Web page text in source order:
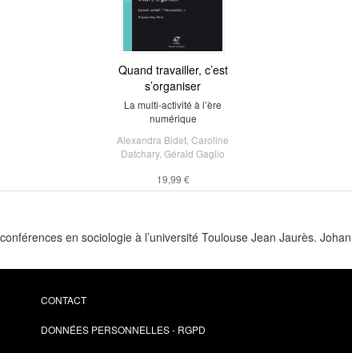
Quand travailler, c’est
s’organiser
La multi-activité à l’ère
numérique
Alexandra Bidet Caroline
Datchary, Gérald Gaglio
19,99 €
en sociologie à l’université Toulouse Jean Jaurès.
CONTACT
DONNÉES PERSONNELLES - RGPD